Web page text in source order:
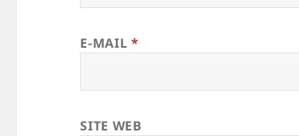
E-MAIL *
SITE WEB